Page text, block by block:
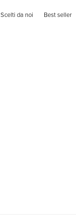
Scelti da noi Best seller